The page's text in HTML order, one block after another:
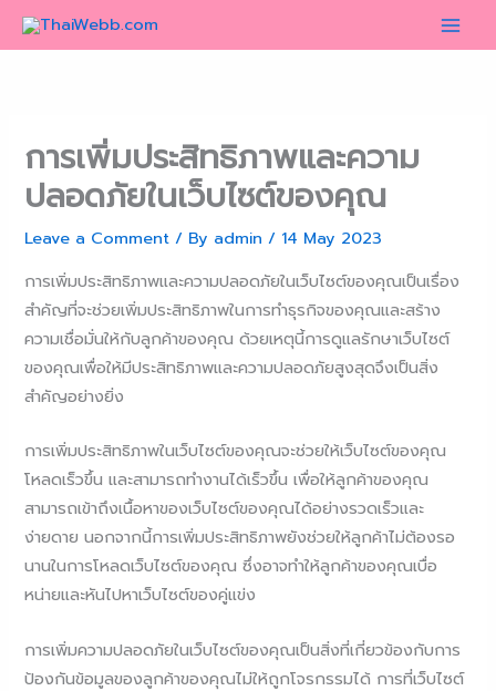
Skip
การเพิ่มประสิทธิภาพและความ
ปลอดภัยในเว็บไซต์ของคุณ
Leave a Comment / By admin/ 14 May 2023
การเพิ่มประสิทธิภาพและความปลอดภัยในเว็บไซต์ของคุณเป็นเรื่อง
สำคัญที่จะช่วยเพิ่มประสิทธิภาพในการทำธุรกิจของคุณและสร้าง
ความเชื่อมั่นให้กับลูกค้าของคุณ ด้วยเหตุนี้การดูแลรักษาเว็บไซต์
ของคุณเพื่อให้มีประสิทธิภาพและความปลอดภัยสูงสุดจึงเป็นสิ่ง
สำคัญอย่างยิ่ง
การเพิ่มประสิทธิภาพในเว็บไซต์ของคุณจะช่วยให้เว็บไซต์ของคุณ
โหลดเร็วขึ้น และสามารถทำงานได้เร็วขึ้น เพื่อให้ลูกค้าของคุณ
สามารถเข้าถึงเนื้อหาของเว็บไซต์ของคุณได้อย่างรวดเร็วและ
ง่ายดาย นอกจากนี้การเพิ่มประสิทธิภาพยังช่วยให้ลูกค้าไม่ต้องรอ
นานในการโหลดเว็บไซต์ของคุณ ซึ่งอาจทำให้ลูกค้าของคุณเบื่อ
หน่ายและหันไปหาเว็บไซต์ของคู่แข่ง
การเพิ่มความปลอดภัยในเว็บไซต์ของคุณเป็นสิ่งที่เกี่ยวข้องกับการ
ป้องกันข้อมูลของลูกค้าของคุณไม่ให้ถูกโจรกรรมได้ การที่เว็บไซต์